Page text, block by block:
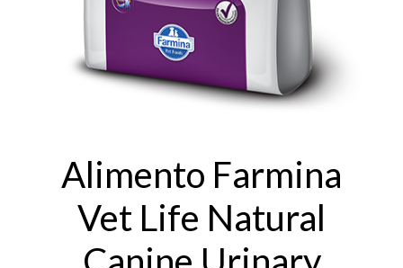
Alimento Farmina
Vet Life Natural